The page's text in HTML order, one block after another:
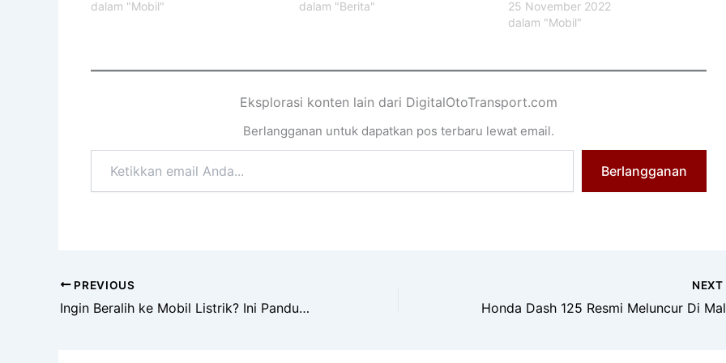
dalam "Mobil"
dalam "Berita"
25 November 2022
dalam "Mobil"
Eksplorasi konten lain dari DigitalOtoTransport.com
Berlangganan untuk dapatkan pos terbaru lewat email.
email
Anda...
Berlangganan
PREVIOUS
Ingin Beralih ke Mobil Listrik? Ini Panduan Membeli Mobil Listrik untuk Pertama Kali
NEXT